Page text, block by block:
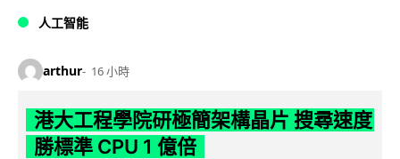
人工智能
arthur 16 小時
港大工程學院研極簡架構晶片 搜尋速度
勝標準 CPU 1 億倍